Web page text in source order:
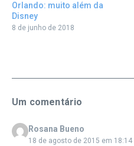
Orlando: muito além da
Disney
8 de junho de 2018
Um comentário
Rosana Bueno
18 de agosto de 2015 em 18:14